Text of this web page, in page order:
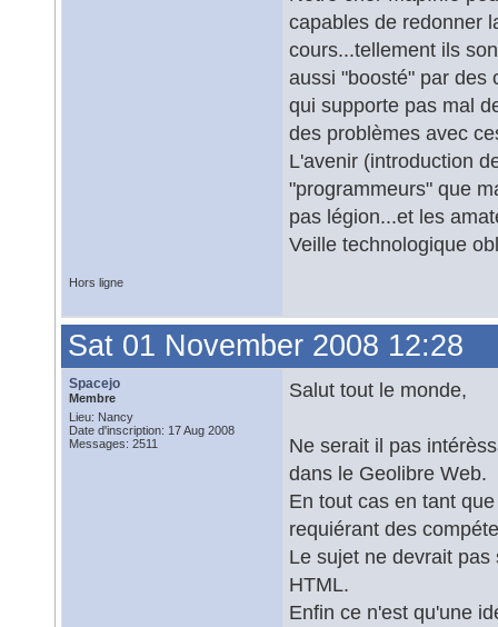
capables de redonner
cours...tellement ils
aussi "boosté" par des
qui supporte pas mal
des problèmes avec
L'avenir (introduction
"programmeurs" que
pas légion...et les
Veille technologique
Hors ligne
Sat 01 November 2008 12:28
Spacejo
Membre
Lieu: Nancy
Date d'inscription: 17 Aug 2008
Messages: 2511
Salut tout le monde,
Ne serait il pas
dans le Geolibre Web.
En tout cas en tant
requiérant des
Le sujet ne devrait
HTML.
Enfin ce n'est qu'une